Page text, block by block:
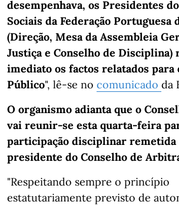
desempenhava, os Presidentes
Sociais da Federação Portuguesa
(Direção, Mesa da Assembleia
Justiça e Conselho de Disciplina)
imediato os factos relatados
Público", lê-se no comunicado da
O organismo adianta que o
vai reunir-se esta quarta-feira
participação disciplinar remetida
presidente do Conselho de
"Respeitando sempre o princípio
estatutariamente previsto de